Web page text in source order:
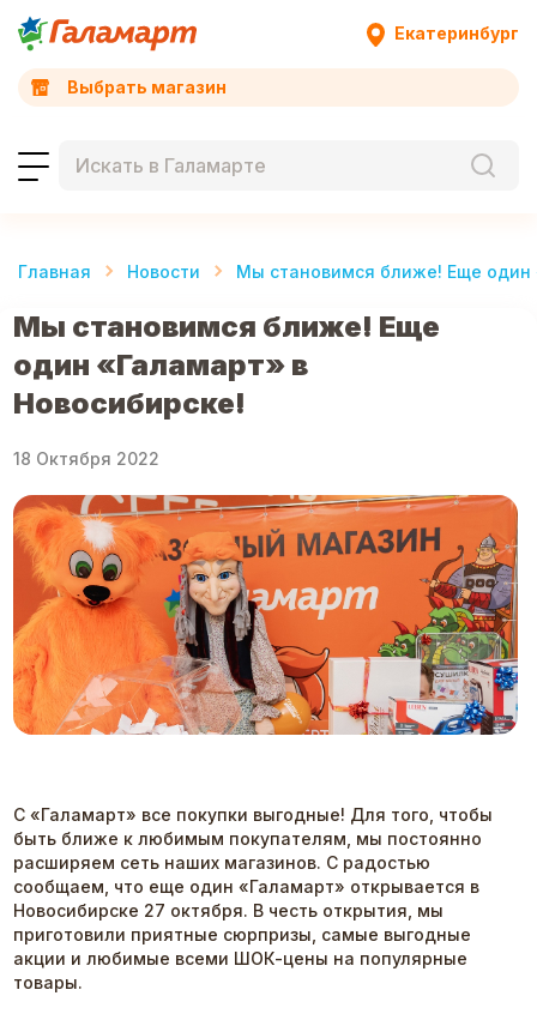
Екатеринбург
Выбрать магазин
Главная Новости Мы становимся ближе! Еще один
Мы становимся ближе! Еще
один «Галамарт» в
Новосибирске!
18 Октября 2022
С «Галамарт» все покупки выгодные! Для того, чтобы
быть ближе к любимым покупателям, мы постоянно
расширяем сеть наших магазинов. С радостью
сообщаем, что еще один «Галамарт» открывается в
Новосибирске 27 октября. В честь открытия, мы
приготовили приятные сюрпризы, самые выгодные
акции и любимые всеми ШОК-цены на популярные
товары.